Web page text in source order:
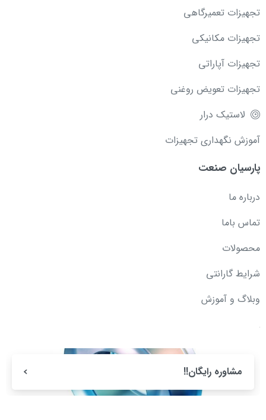
تجهیزات تعمیرگاهی
تجهیزات مکانیکی
تجهیزات آپاراتی
تجهیزات تعویض روغنی
لاستیک درار
آموزش نگهداری تجهیزات
پارسیان صنعت
درباره ما
تماس باما
محصولات
شرایط گارانتی
وبلاگ و آموزش
مشاوره رایگان!!